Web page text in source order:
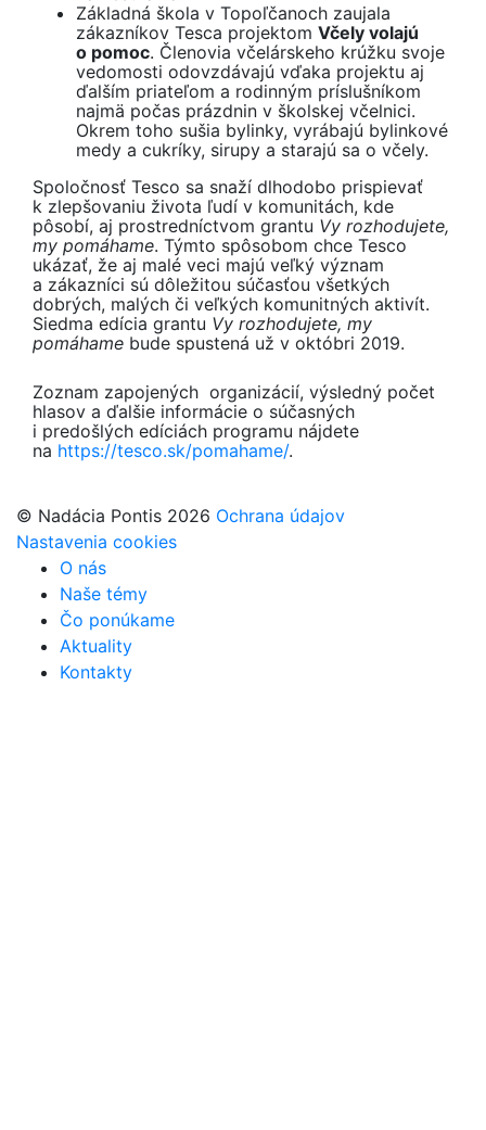
Základná škola v Topoľčanoch zaujala
zákazníkov Tesca projektom Včely volajú
o pomoc. Členovia včelárskeho krúžku svoje
vedomosti odovzdávajú vďaka projektu aj
ďalším priateľom a rodinným príslušníkom
najmä počas prázdnin v školskej včelnici.
Okrem toho sušia bylinky, vyrábajú bylinkové
medy a cukríky, sirupy a starajú sa o včely.
Spoločnosť Tesco sa snaží dlhodobo prispievať
k zlepšovaniu života ľudí v komunitách, kde
pôsobí, aj prostredníctvom grantu Vy rozhodujete,
my pomáhame. Týmto spôsobom chce Tesco
ukázať, že aj malé veci majú veľký význam
a zákazníci sú dôležitou súčasťou všetkých
dobrých, malých či veľkých komunitných aktivít.
Siedma edícia grantu Vy rozhodujete, my
pomáhame bude spustená už v októbri 2019.
Zoznam zapojených organizácií, výsledný počet
hlasov a ďalšie informácie o súčasných
i predošlých edíciách programu nájdete
na https://tesco.sk/pomahame/.
© Nadácia Pontis 2026 Ochrana údajov
Nastavenia cookies
O nás
Naše témy
Čo ponúkame
Aktuality
Kontakty